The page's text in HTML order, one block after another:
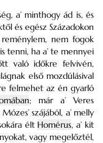
a’ minthogy ád is, és
és egész Századokon
nem fogok
tenni, ha a’ te mennyei
való időkre felvivén,
első mozdúlásival
felmehet az én gyarló
; már a’ Veres
szájából, a’ melly
élt Homérus, a’ kit
vagy megelőztél,